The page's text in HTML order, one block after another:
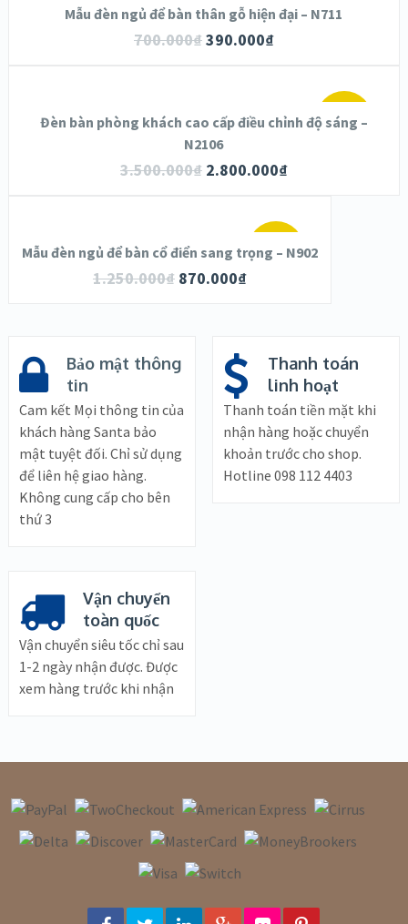
SALE!
XEM NHANH
Mẫu đèn ngủ để bàn thân gỗ hiện đại – N711
700.000₫390.000₫
SALE!
XEM NHANH
Đèn bàn phòng khách cao cấp điều chỉnh độ sáng –
N2106
3.500.000₫ 2.800.000₫
SALE!
XEM NHANH
Mẫu đèn ngủ để bàn cổ điển sang trọng – N902
1.250.000₫ 870.000₫
Bảo mật thông
tin
Cam kết Mọi thông tin của
khách hàng Santa bảo
mật tuyệt đối. Chỉ sử dụng
để liên hệ giao hàng.
Không cung cấp cho bên
thứ 3
Thanh toán
linh hoạt
Thanh toán tiền mặt khi
nhận hàng hoặc chuyển
khoản trước cho shop.
Hotline 098 112 4403
Vận chuyển
toàn quốc
Vận chuyển siêu tốc chỉ sau
1-2 ngày nhận được. Được
xem hàng trước khi nhận